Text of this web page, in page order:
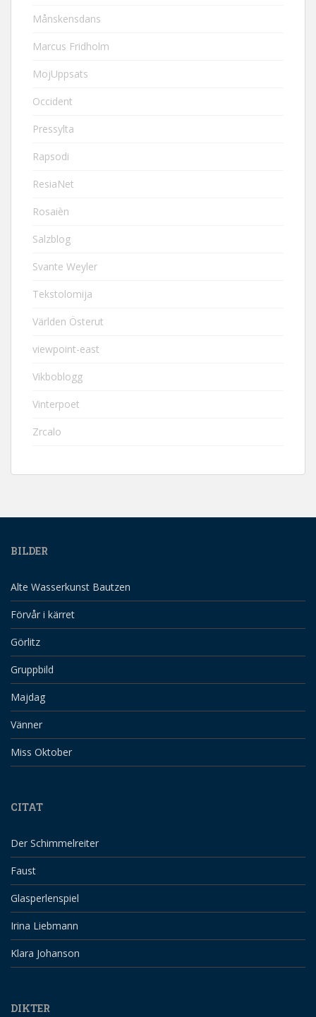
Månskensdans
Marcus Fridholm
MojUppsats
Occident
Pressylta
Rapsodi
ResiaNet
Rosaièn
Salzblog
Svante Weyler
Tekstolomija
Världen Österut
viewpoint-east
Vikboblogg
Vinterpoet
Zrcalo
BILDER
Alte Wasserkunst Bautzen
Förvår i kärret
Görlitz
Gruppbild
Majdag
Vänner
Miss Oktober
CITAT
Der Schimmelreiter
Faust
Glasperlenspiel
Irina Liebmann
Klara Johanson
DIKTER